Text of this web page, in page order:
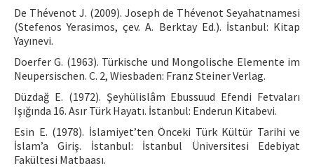
De Thévenot J. (2009). Joseph de Thévenot Seyahatnamesi
(Stefenos Yerasimos, çev. A. Berktay Ed.). İstanbul: Kitap
Yayınevi.
Doerfer G. (1963). Türkische und Mongolische Elemente im
Neupersischen. C. 2, Wiesbaden: Franz Steiner Verlag.
Düzdağ E. (1972). Şeyhülislâm Ebussuud Efendi Fetvaları
Işığında 16. Asır Türk Hayatı. İstanbul: Enderun Kitabevi.
Esin E. (1978). İslamiyet’ten Önceki Türk Kültür Tarihi ve
İslam’a Giriş. İstanbul: İstanbul Üniversitesi Edebiyat
Fakültesi Matbaası.